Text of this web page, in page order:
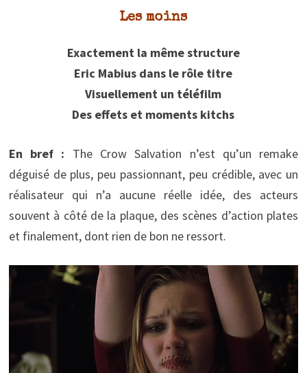
Les moins
Exactement la même structure
Eric Mabius dans le rôle titre
Visuellement un téléfilm
Des effets et moments kitchs
En bref : The Crow Salvation n’est qu’un remake
déguisé de plus, peu passionnant, peu crédible, avec un
réalisateur qui n’a aucune réelle idée, des acteurs
souvent à côté de la plaque, des scènes d’action plates
et finalement, dont rien de bon ne ressort.